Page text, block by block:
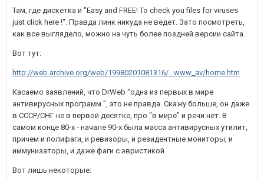
Там, где дискетка и "Easy and FREE! To check you files for viruses
just click here !". Правда линк никуда не ведет. Зато посмотреть,
как все выглядело, можно на чуть более поздней версии сайта.
Вот тут:
http://web.archive.org/web/19980201081316/...www_av/home.htm
Касаемо заявлений, что DrWeb "одна из первых в мире
антивирусных программ ", это не правда. Скажу больше, он даже
в СССР/СНГ не в первой десятке, про "в мире" и речи нет. В
самом конце 80-х - начале 90-х была масса антивирусных утилит,
причем и полифаги, и ревизоры, и резидентные мониторы, и
иммунизаторы, и даже фаги с эвристикой.
Вот лишь некоторые: